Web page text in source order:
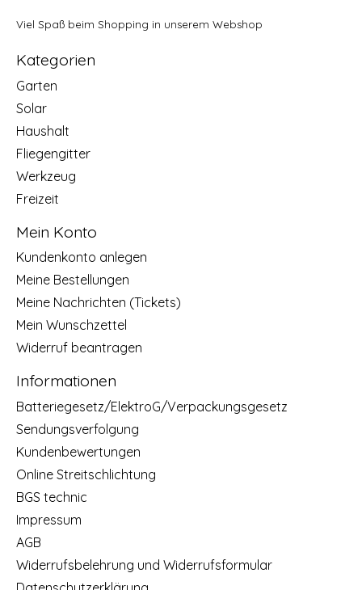
Viel Spaß beim Shopping in unserem Webshop
Kategorien
Garten
Solar
Haushalt
Fliegengitter
Werkzeug
Freizeit
Mein Konto
Kundenkonto anlegen
Meine Bestellungen
Meine Nachrichten (Tickets)
Mein Wunschzettel
Widerruf beantragen
Informationen
Batteriegesetz/ElektroG/Verpackungsgesetz
Sendungsverfolgung
Kundenbewertungen
Online Streitschlichtung
BGS technic
Impressum
AGB
Widerrufsbelehrung und Widerrufsformular